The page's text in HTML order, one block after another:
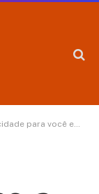
você e toda sua família!